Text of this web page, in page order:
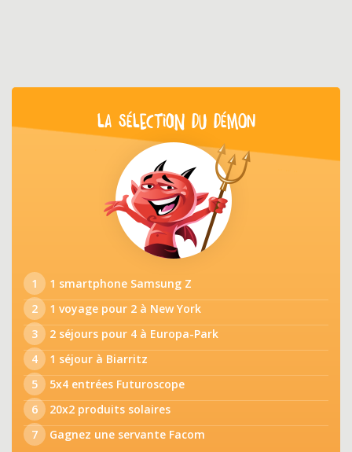
LA SÉLECTION DU DÉMON
1
1 smartphone Samsung Z
2
1 voyage pour 2 à New York
3
2 séjours pour 4 à Europa-Park
4
1 séjour à Biarritz
5
5x4 entrées Futuroscope
6
20x2 produits solaires
7
Gagnez une servante Facom